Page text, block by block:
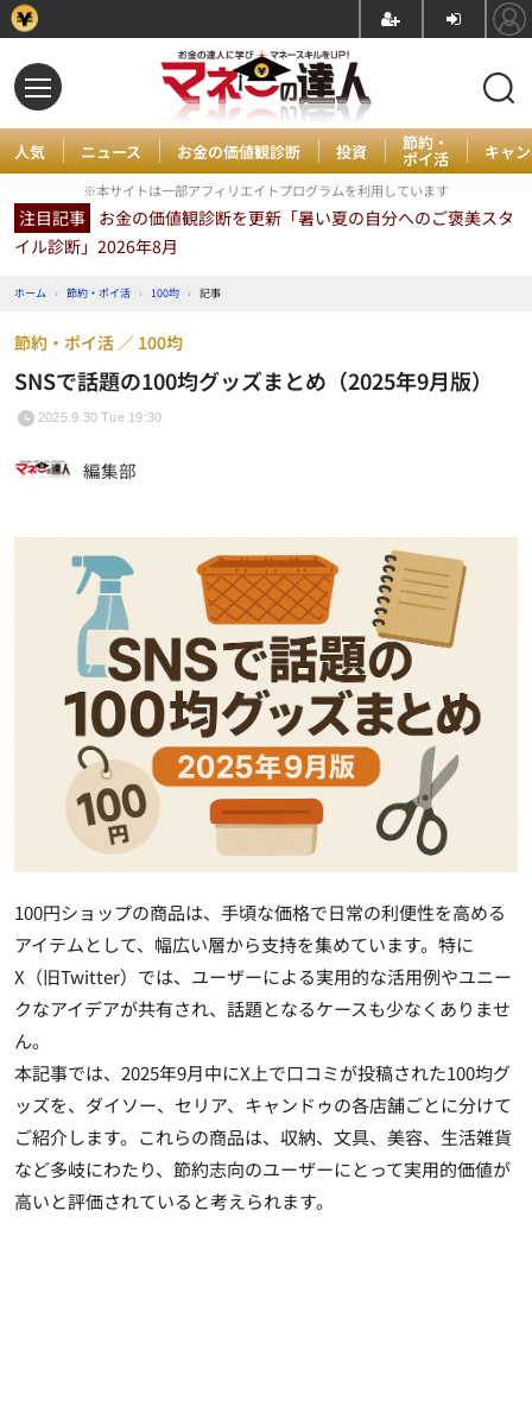
人気 ニュース お金の価値観診断 投資 節約・
ポイ活 キャ
※本サイトは一部アフィリエイトプログラムを利用しています
注目記事 お金の価値観診断を更新「暑い夏の自分へのご褒美スタ
イル診断」2026年8月
ホーム › 節約・ポイ活 › 100均 › 記事
SNSで話題の100均グッズまとめ（2025年9月版）
節約・ポイ活 100均
2025.9.30 Tue 19:30
編集部
100円ショップの商品は、手頃な価格で日常の利便性を高める
アイテムとして、幅広い層から支持を集めています。特に
X（旧Twitter）では、ユーザーによる実用的な活用例やユニー
クなアイデアが共有され、話題となるケースも少なくありませ
ん。
本記事では、2025年9月中にX上で口コミが投稿された100均グ
ッズを、ダイソー、セリア、キャンドゥの各店舗ごとに分けて
ご紹介します。これらの商品は、収納、文具、美容、生活雑貨
など多岐にわたり、節約志向のユーザーにとって実用的価値が
高いと評価されていると考えられます。